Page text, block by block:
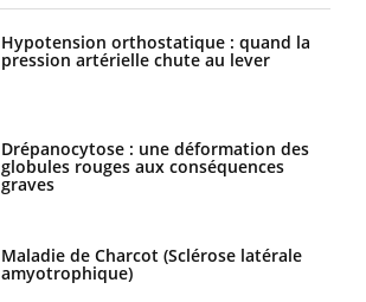
Hypotension orthostatique : quand la
pression artérielle chute au lever
Drépanocytose : une déformation des
globules rouges aux conséquences
graves
Maladie de Charcot (Sclérose latérale
amyotrophique)